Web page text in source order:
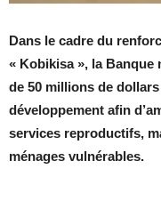
Dans le cadre du
« Kobikisa », la Banque
de 50 millions de
développement afin
services reproductifs,
ménages vulnérables.